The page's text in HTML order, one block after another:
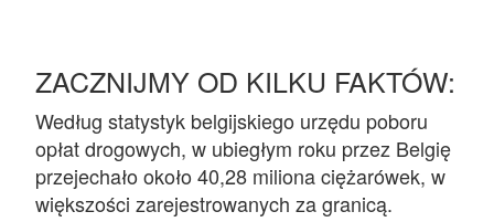
ZACZNIJMY OD KILKU FAKTÓW:
Według statystyk belgijskiego urzędu poboru
opłat drogowych, w ubiegłym roku przez Belgię
przejechało około 40,28 miliona ciężarówek, w
większości zarejestrowanych za granicą.